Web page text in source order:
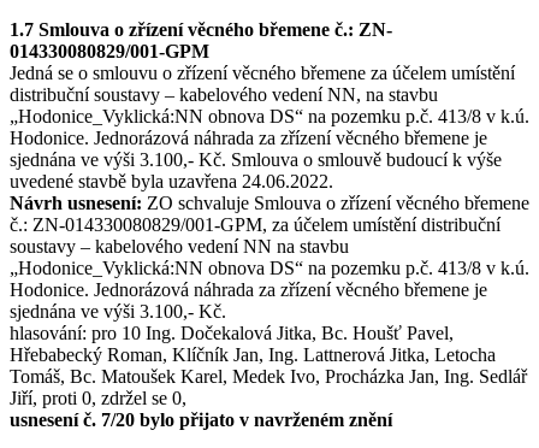
1.7 Smlouva o zřízení věcného břemene č.: ZN-
014330080829/001-GPM
Jedná se o smlouvu o zřízení věcného břemene za účelem umístění
distribuční soustavy – kabelového vedení NN, na stavbu
„Hodonice_Vyklická:NN obnova DS“ na pozemku p.č. 413/8 v k.ú.
Hodonice. Jednorázová náhrada za zřízení věcného břemene je
sjednána ve výši 3.100,- Kč. Smlouva o smlouvě budoucí k výše
uvedené stavbě byla uzavřena 24.06.2022.
Návrh usnesení: ZO schvaluje Smlouva o zřízení věcného břemene
č.: ZN-014330080829/001-GPM, za účelem umístění distribuční
soustavy – kabelového vedení NN na stavbu
„Hodonice_Vyklická:NN obnova DS“ na pozemku p.č. 413/8 v k.ú.
Hodonice. Jednorázová náhrada za zřízení věcného břemene je
sjednána ve výši 3.100,- Kč.
hlasování: pro 10 Ing. Dočekalová Jitka, Bc. Houšť Pavel,
Hřebabecký Roman, Klíčník Jan, Ing. Lattnerová Jitka, Letocha
Tomáš, Bc. Matoušek Karel, Medek Ivo, Procházka Jan, Ing. Sedlář
Jiří, proti 0, zdržel se 0,
usnesení č. 7/20 bylo přijato v navrženém znění